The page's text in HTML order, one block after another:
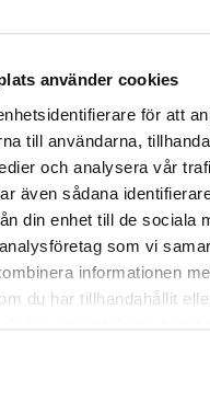
använder cookies
för att
till användarna,
och analysera vår
även sådana
din enhet till de sociala
som vi
informationen
du har tillhandahållit
man en
en kondoleans
är några tips som kan
Skriv från
tänker på dig”
kan
Om du kände
eller en anekdot.
hjälp: Ett erbjudande
om det finns något